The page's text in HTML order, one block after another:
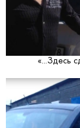
«...Здесь